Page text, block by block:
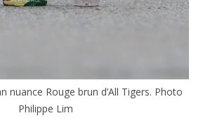
nuance Rouge brun d’All Tigers. Photo
Philippe Lim